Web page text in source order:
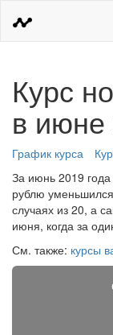
Курс
в июне
График курса
За июнь 2019 года
рублю
случаях из 20, а
июня, когда за
См. также: курсы